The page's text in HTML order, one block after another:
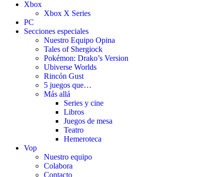
Xbox
Xbox X Series
PC
Secciones especiales
Nuestro Equipo Opina
Tales of Shergiock
Pokémon: Drako’s Version
Ubiverse Worlds
Rincón Gust
5 juegos que…
Más allá
Series y cine
Libros
Juegos de mesa
Teatro
Hemeroteca
Vop
Nuestro equipo
Colabora
Contacto